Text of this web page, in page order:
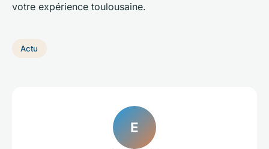
votre expérience toulousaine.
Actu
E